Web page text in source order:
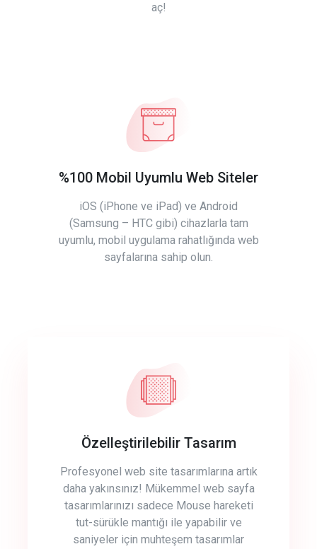
aç!
%100 Mobil Uyumlu Web Siteler
iOS (iPhone ve iPad) ve Android
(Samsung – HTC gibi) cihazlarla tam
uyumlu, mobil uygulama rahatlığında web
sayfalarına sahip olun.
Özelleştirilebilir Tasarım
Profesyonel web site tasarımlarına artık
daha yakınsınız! Mükemmel web sayfa
tasarımlarınızı sadece Mouse hareketi
tut-sürükle mantığı ile yapabilir ve
saniyeler için muhteşem tasarımlar